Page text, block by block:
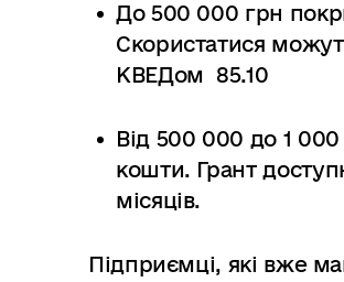
До 500 000 грн
Скористатися
КВЕДом 85.10
Від 500 000 до 1
кошти. Грант
місяців.
Підприємці, які вже